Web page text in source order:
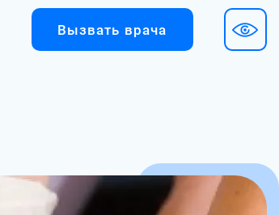
Вызвать врача